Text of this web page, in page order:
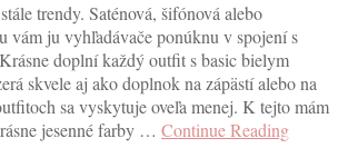
trendy. Saténová, šifónová alebo
vám ju vyhľadávače ponúknu v spojení s
doplní každý outfit s basic bielym
skvele aj ako doplnok na zápästí alebo na
sa vyskytuje oveľa menej. K tejto mám
jesenné farby … Continue Reading